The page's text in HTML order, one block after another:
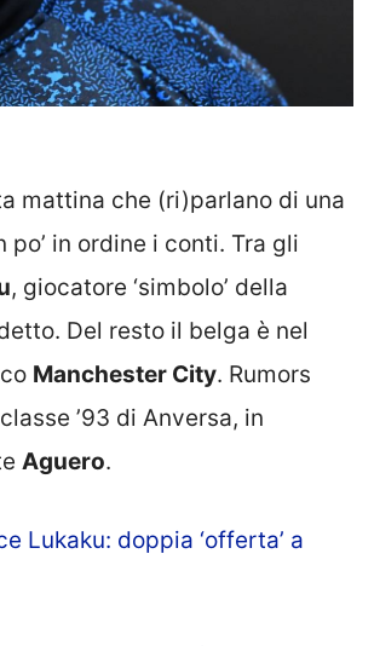
mattina che (ri)parlano di una
po’ in ordine i conti. Tra gli
, giocatore ‘simbolo’ della
Del resto il belga è nel
Manchester City. Rumors
’93 di Anversa, in
Aguero.
Lukaku: doppia ‘offerta’ a